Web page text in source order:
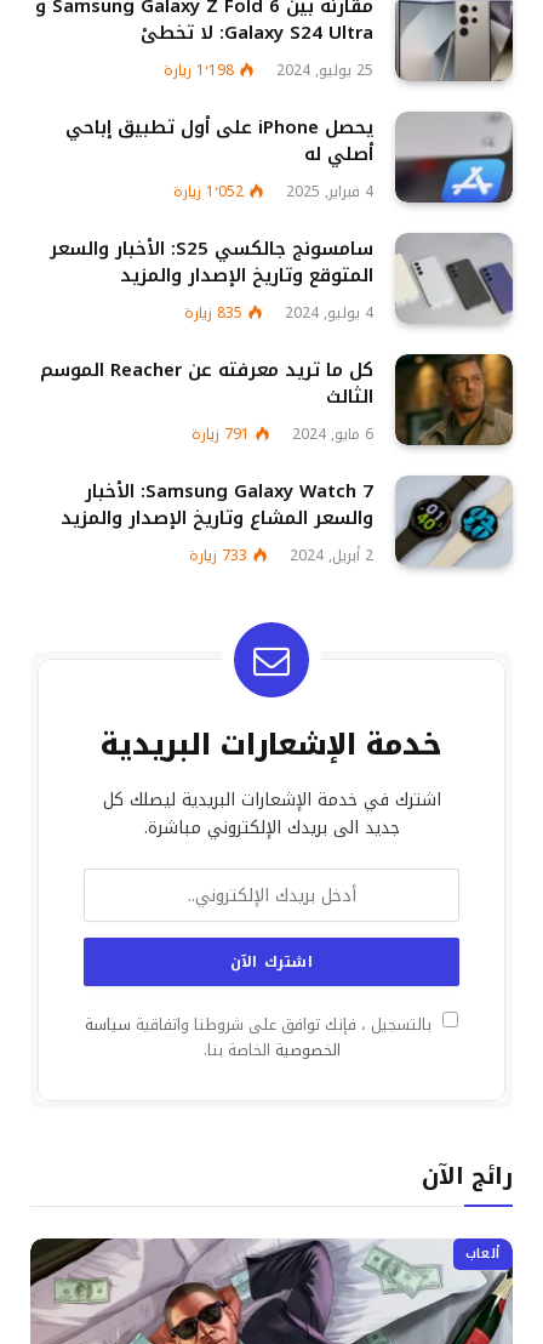
Galaxy S24 Ultra: لا تخطئ
25 يوليو, 2024 1٬198 زيارة
يحصل iPhone على أول تطبيق إباحي
أصلي له
4 فبراير, 2025 1٬052 زيارة
سامسونج جالكسي S25: الأخبار والسعر
المتوقع وتاريخ الإصدار والمزيد
4 يوليو, 2024 835 زيارة
كل ما تريد معرفته عن Reacher الموسم
الثالث
6 مايو, 2024 791 زيارة
Samsung Galaxy Watch 7: الأخبار
والسعر المشاع وتاريخ الإصدار والمزيد
2 أبريل, 2024 733 زيارة
خدمة الإشعارات البريدية
اشترك في خدمة الإشعارات البريدية ليصلك كل
جديد الى بريدك الإلكتروني مباشرة.
بالتسجيل ، فإنك توافق على شروطنا واتفاقية سياسة
الخصوصية الخاصة بنا.
رائج الآن
ألعاب